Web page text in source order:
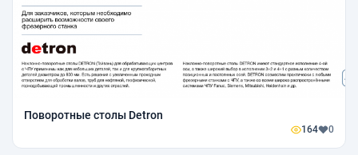
Поворотные столы Detron
164 0